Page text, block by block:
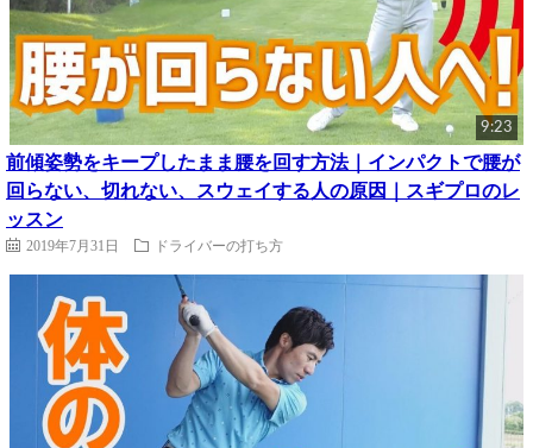
9:23
前傾姿勢をキープしたまま腰を回す方法｜インパクトで腰が
回らない、切れない、スウェイする人の原因｜スギプロのレ
ッスン
2019年7月31日 ドライバーの打ち方